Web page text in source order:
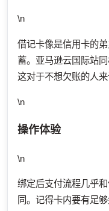
\n
借记卡像是信用卡的
蓄。亚马逊云国际站
这对于不想欠账的人来
\n
操作体验
\n
绑定后支付流程几乎
同。记得卡内要有足